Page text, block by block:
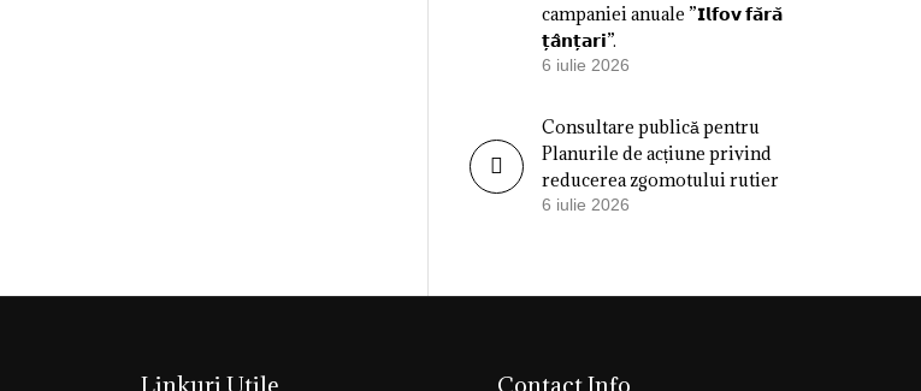
campaniei anuale ”𝗜𝗹𝗳𝗼𝘃 𝗳𝗮̆𝗿𝗮̆
𝘁̦𝗮̂𝗻𝘁̦𝗮𝗿𝗶”.
6 iulie 2026
Consultare publică pentru
Planurile de acțiune privind
reducerea zgomotului rutier
6 iulie 2026
Linkuri Utile Contact Info